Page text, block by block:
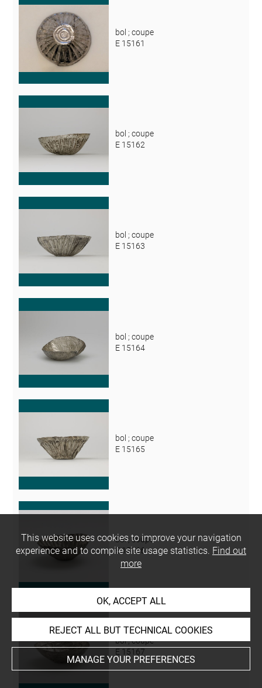
bol ; coupe
E 15161
bol ; coupe
E 15162
bol ; coupe
E 15163
bol ; coupe
E 15164
bol ; coupe
E 15165
bol ; coupe
E 15166
bol ; coupe
E 15167
This website uses cookies to improve your navigation
experience and to compile site usage statistics. Find out
more
OK, ACCEPT ALL
REJECT ALL BUT TECHNICAL COOKIES
MANAGE YOUR PREFERENCES